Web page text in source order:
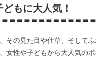
もに大人気！
その見た目や仕草、そして
女性や子どもから大人気のポ